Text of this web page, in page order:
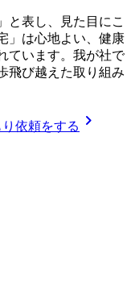
と表し、見た目にこ
」は心地よい、健康
ています。我が社で
飛び越えた取り組み
依頼をする chevron_right